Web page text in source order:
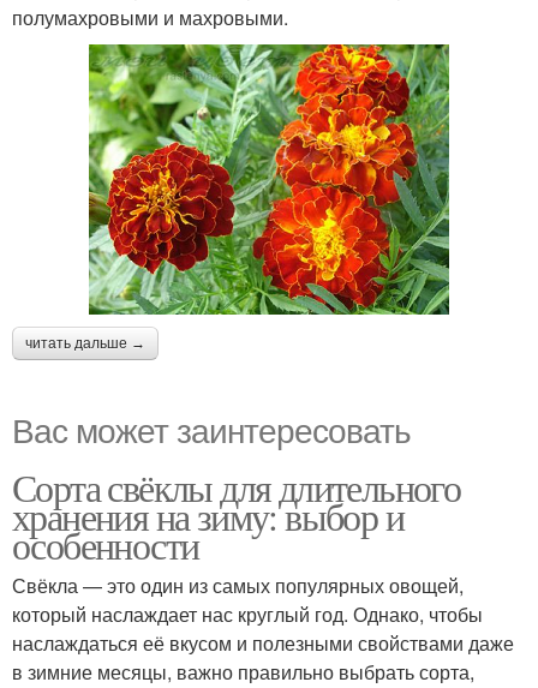
полумахровыми и махровыми.
читать дальше →
Вас может заинтересовать
Сорта свёклы для длительного
хранения на зиму: выбор и
особенности
Свёкла — это один из самых популярных овощей,
который наслаждает нас круглый год. Однако, чтобы
наслаждаться её вкусом и полезными свойствами даже
в зимние месяцы, важно правильно выбрать сорта,